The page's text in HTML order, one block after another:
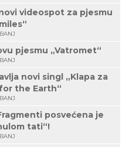
videospot za pjesmu
pjesmu „Vatromet“
novi singl „Klapa za
the Earth“
posvećena je
tati“!